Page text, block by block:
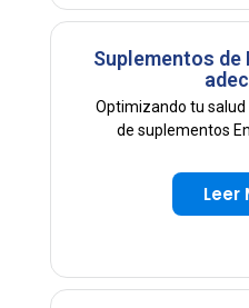
Suplementos de
Optimizando tu salud
de suplementos
Leer